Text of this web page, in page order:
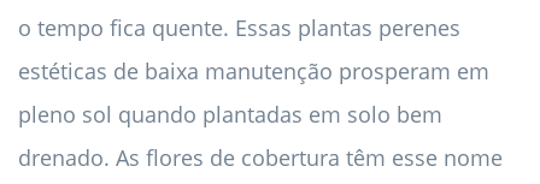
o tempo fica quente. Essas plantas perenes
estéticas de baixa manutenção prosperam em
pleno sol quando plantadas em solo bem
drenado. As flores de cobertura têm esse nome